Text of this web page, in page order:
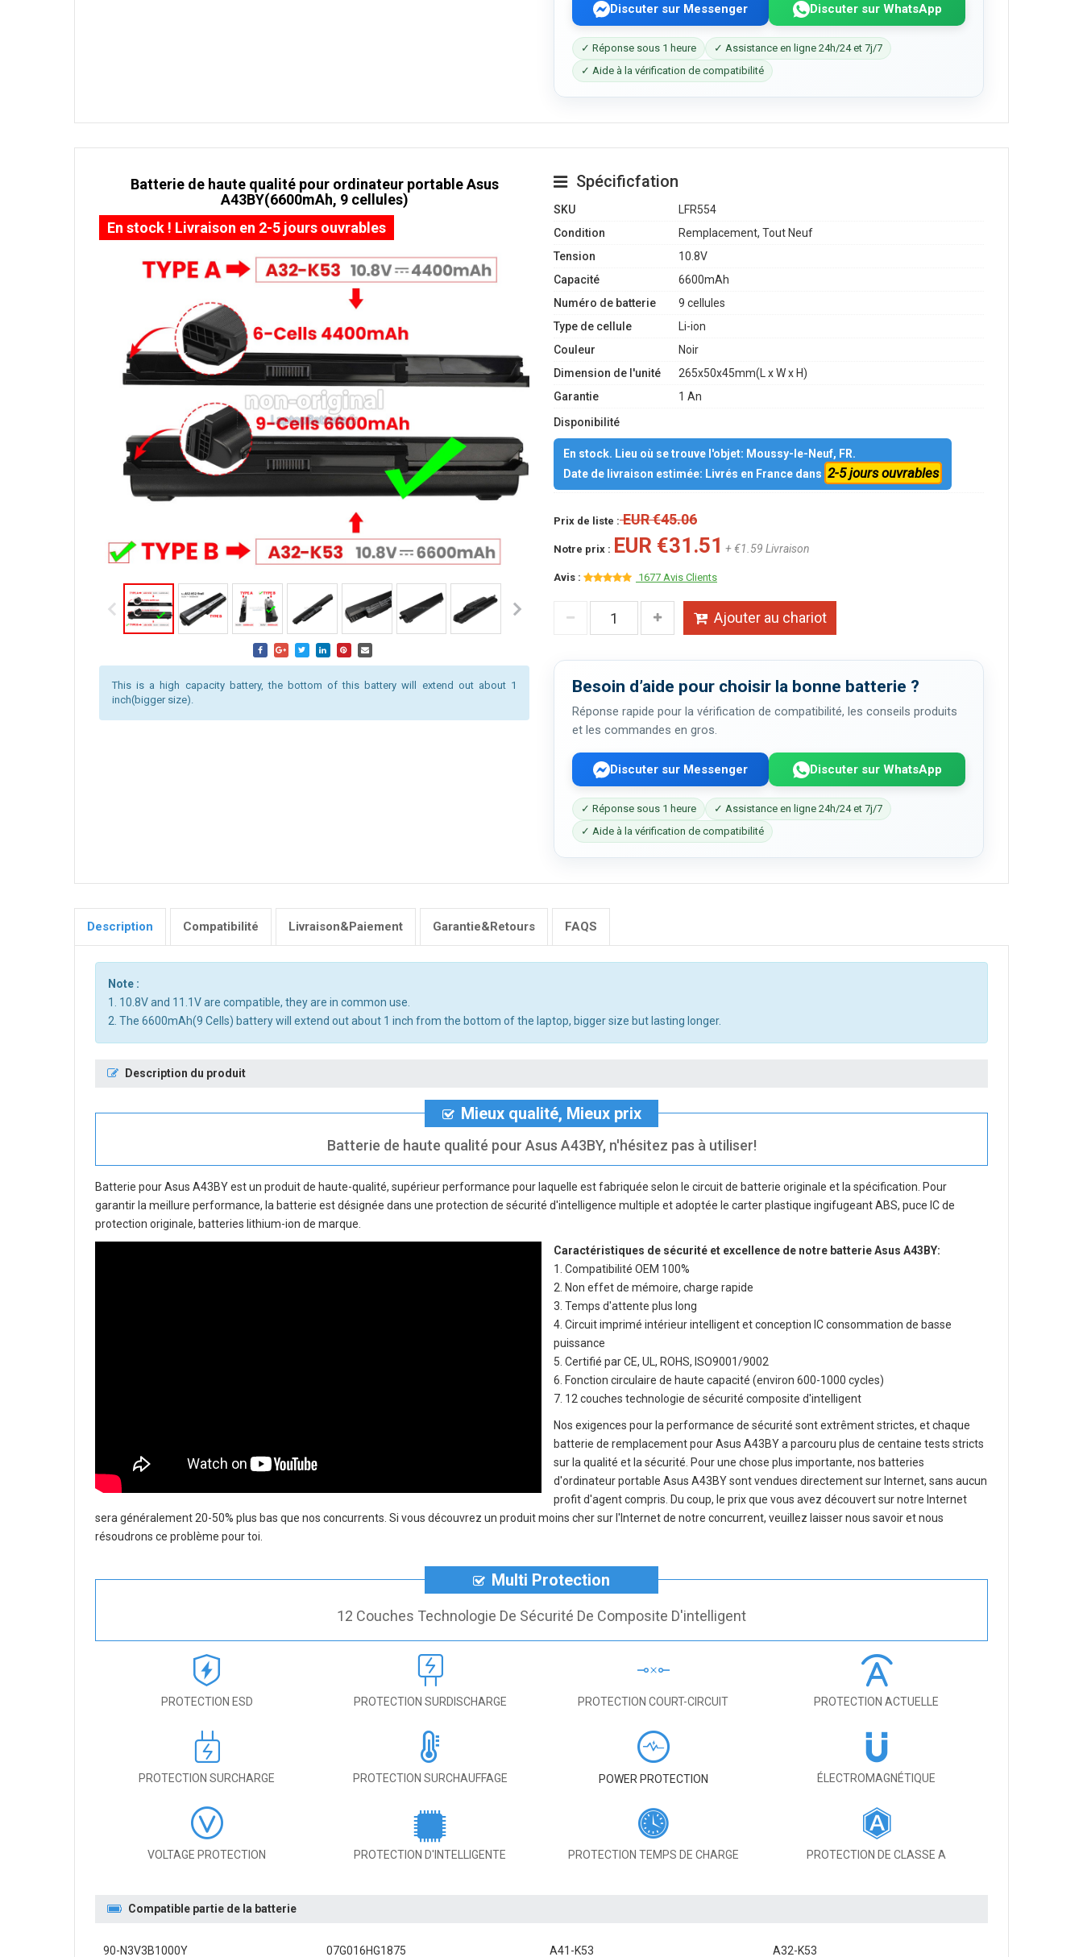
Discuter sur Messenger Discuter sur WhatsApp
✓ Réponse sous 1 heure
✓ Assistance en ligne 24h/24 et 7j/7
✓ Aide à la vérification de compatibilité
Batterie de haute qualité pour ordinateur portable Asus
A43BY(6600mAh, 9 cellules)
En stock ! Livraison en 2-5 jours ouvrables
This is a high capacity battery, the bottom of this battery will extend out about 1
inch(bigger size).
Spécificfation
SKU
LFR554
Condition
Remplacement, Tout Neuf
Tension
10.8V
Capacité
6600mAh
Numéro de batterie
9 cellules
Type de cellule
Li-ion
Couleur
Noir
Dimension de l'unité
265x50x45mm(L x W x H)
Garantie
1 An
Disponibilité
En stock. Lieu où se trouve l'objet: Moussy-le-Neuf, FR.
Date de livraison estimée: Livrés en France dans 2-5 jours ouvrables
Prix de liste :EUR €45.06
Notre prix : EUR €31.51 + €1.59 Livraison
Avis : 1677 Avis Clients
Ajouter au chariot
Besoin d’aide pour choisir la bonne batterie ?
Réponse rapide pour la vérification de compatibilité, les conseils produits
et les commandes en gros.
Discuter sur Messenger Discuter sur WhatsApp
✓ Réponse sous 1 heure
✓ Assistance en ligne 24h/24 et 7j/7
✓ Aide à la vérification de compatibilité
Description Compatibilité Livraison&Paiement Garantie&Retours FAQS
Note :
1. 10.8V and 11.1V are compatible, they are in common use.
2. The 6600mAh(9 Cells) battery will extend out about 1 inch from the bottom of the laptop, bigger size but lasting longer.
Description du produit
Mieux qualité, Mieux prix
Batterie de haute qualité pour Asus A43BY, n'hésitez pas à utiliser!
Batterie pour Asus A43BYest un produit de haute-qualité, supérieur performance pour laquelle est fabriquée selon le circuit de batterie originale et la spécification. Pour
garantir la meillure performance, la batterie est désignée dans une protection de sécurité d'intelligence multiple et adoptée le carter plastique ingifugeant ABS, puce IC de
protection originale, batteries lithium-ion de marque.
Caractéristiques de sécurité et excellence de notre batterie Asus A43BY:
1. Compatibilité OEM 100%
2. Non effet de mémoire, charge rapide
3. Temps d'attente plus long
4. Circuit imprimé intérieur intelligent et conception IC consommation de basse
puissance
5. Certifié par CE, UL, ROHS, ISO9001/9002
6. Fonction circulaire de haute capacité (environ 600-1000 cycles)
7. 12 couches technologie de sécurité composite d'intelligent
Nos exigences pour la performance de sécurité sont extrêment strictes, et chaque
batterie de remplacement pour Asus A43BYa parcouru plus de centaine tests stricts
sur la qualité et la sécurité. Pour une chose plus importante, nos batteries
d'ordinateur portable Asus A43BYsont vendues directement sur Internet, sans aucun
profit d'agent compris. Du coup, le prix que vous avez découvert sur notre Internet
sera généralement 20-50% plus bas que nos concurrents. Si vous découvrez un produit moins cher sur l'Internet de notre concurrent, veuillez laisser nous savoir et nous
résoudrons ce problème pour toi.
Multi Protection
12 Couches Technologie De Sécurité De Composite D'intelligent
PROTECTION ESD PROTECTION SURDISCHARGE PROTECTION COURT-CIRCUIT PROTECTION ACTUELLE
PROTECTION SURCHARGE PROTECTION SURCHAUFFAGE POWER PROTECTION ÉLECTROMAGNÉTIQUE
VOLTAGE PROTECTION PROTECTION D'INTELLIGENTE PROTECTION TEMPS DE CHARGE PROTECTION DE CLASSE A
Compatible partie de la batterie
90-N3V3B1000Y 07G016HG1875 A41-K53 A32-K53